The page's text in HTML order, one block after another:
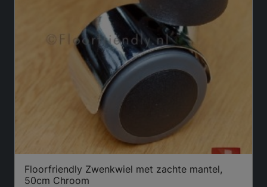
Floorfriendly Zwenkwiel met zachte mantel,
50cm Chroom